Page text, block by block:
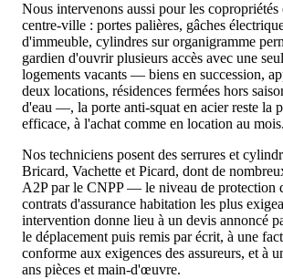
Nous intervenons aussi pour les copropriétés
centre-ville : portes palières, gâches
d'immeuble, cylindres sur organigramme
gardien d'ouvrir plusieurs accès avec une
logements vacants — biens en succession,
deux locations, résidences fermées hors
d'eau —, la porte anti-squat en acier reste la
efficace, à l'achat comme en location au mois.
Nos techniciens posent des serrures et
Bricard, Vachette et Picard, dont de
A2P par le CNPP — le niveau de protection
contrats d'assurance habitation les plus
intervention donne lieu à un devis annoncé
le déplacement puis remis par écrit, à une
conforme aux exigences des assureurs, et à
ans pièces et main-d'œuvre.